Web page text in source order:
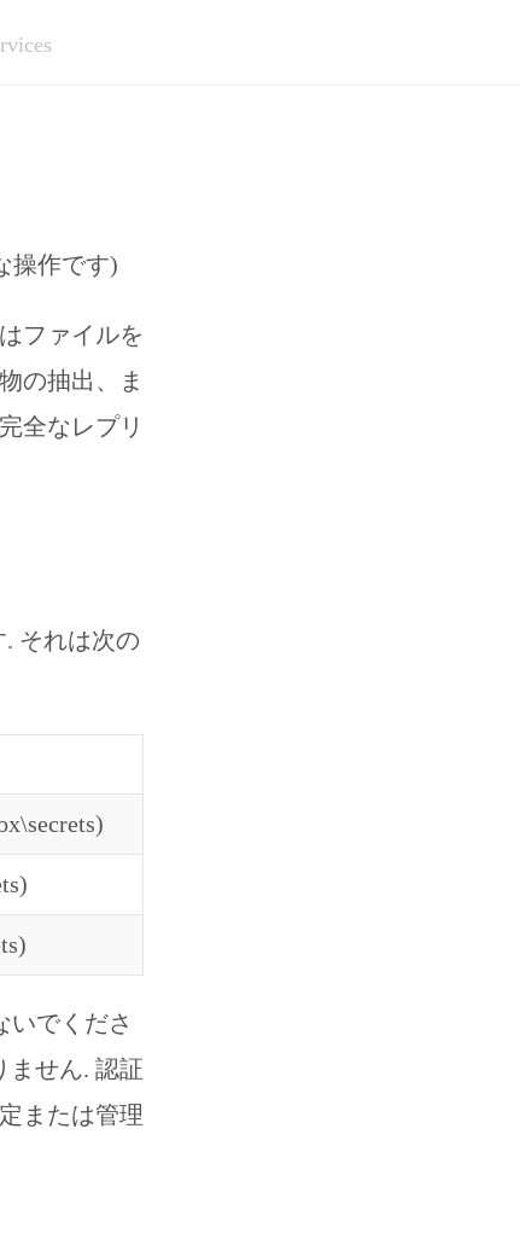
操作です)
ファイルを
の抽出、ま
全なレプリ
それは次の
いでくださ
ません. 認証
または管理